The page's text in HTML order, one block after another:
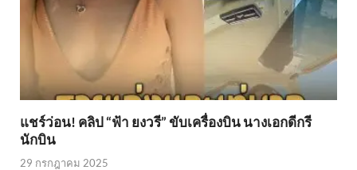
แชร์ว่อน! คลิป “ฟ้า ยงวรี” ขับเครื่องบิน นางเอกดีกรี
นักบิน
29 กรกฎาคม 2025